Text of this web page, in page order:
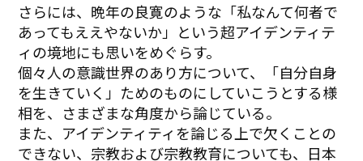
さらには、晩年の良寛のような「私なんて何者で
あってもええやないか」という超アイデンティテ
ィの境地にも思いをめぐらす。
個々人の意識世界のあり方について、「自分自身
を生きていく」ためのものにしていこうとする様
相を、さまざまな角度から論じている。
また、アイデンティティを論じる上で欠くことの
できない、宗教および宗教教育についても、日本